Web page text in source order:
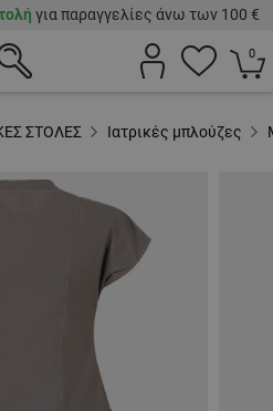
για παραγγελίες άνω των 100 €
0
ΣΤΟΛΕΣ Ιατρικές μπλούζες